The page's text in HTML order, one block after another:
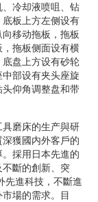
冷却液喷咀、钻
板上方左侧设有
移动拖板，拖板
拖板侧面设有横
盘上方设有砂轮
部设有夹头座旋
仰角调整盘和带
磨床的生产與研
獲國内外客戶的
採用日本先進的
斷的創新、突
先進科技，不斷進
場的需求。目